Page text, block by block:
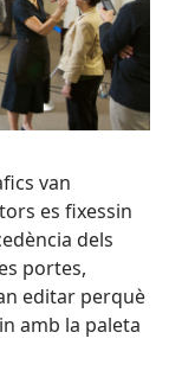
van
es fixessin
dels
portes,
editar perquè
amb la paleta